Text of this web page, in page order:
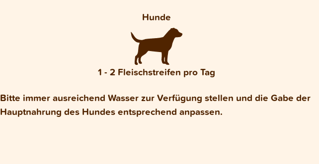
Hunde
1 - 2 Fleischstreifen pro Tag
Bitte immer ausreichend Wasser zur Verfügung stellen und die Gabe der
Hauptnahrung des Hundes entsprechend anpassen.